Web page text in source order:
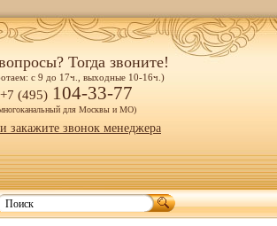
Тогда звоните!
с 9 до 17ч., выходные 10-16ч.)
+7 (495) 104-33-77
для Москвы и МО)
закажите звонок менеджера